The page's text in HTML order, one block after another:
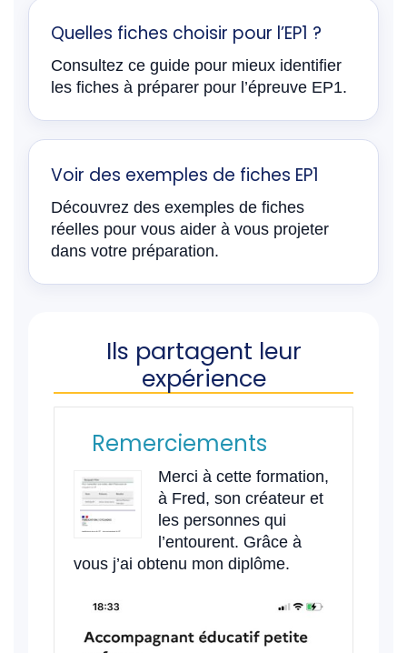
Quelles fiches choisir pour l’EP1 ?
Consultez ce guide pour mieux identifier
les fiches à préparer pour l’épreuve EP1.
Voir des exemples de fiches EP1
Découvrez des exemples de fiches
réelles pour vous aider à vous projeter
dans votre préparation.
Ils partagent leur
expérience
Remerciements
Merci à cette formation,
à Fred, son créateur et
les personnes qui
l’entourent. Grâce à
vous j’ai obtenu mon diplôme.